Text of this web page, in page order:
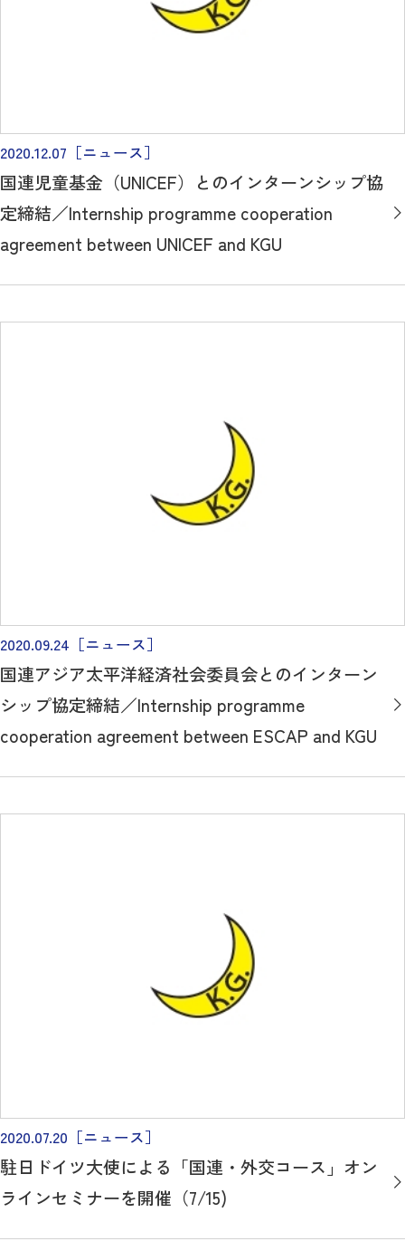
2020.12.07 ［ニュース］
国連児童基金（UNICEF）とのインターンシップ協
定締結／Internship programme cooperation
agreement between UNICEF and KGU
2020.09.24 ［ニュース］
国連アジア太平洋経済社会委員会とのインターン
シップ協定締結／Internship programme
cooperation agreement between ESCAP and KGU
2020.07.20 ［ニュース］
駐日ドイツ大使による「国連・外交コース」オン
ラインセミナーを開催（7/15)